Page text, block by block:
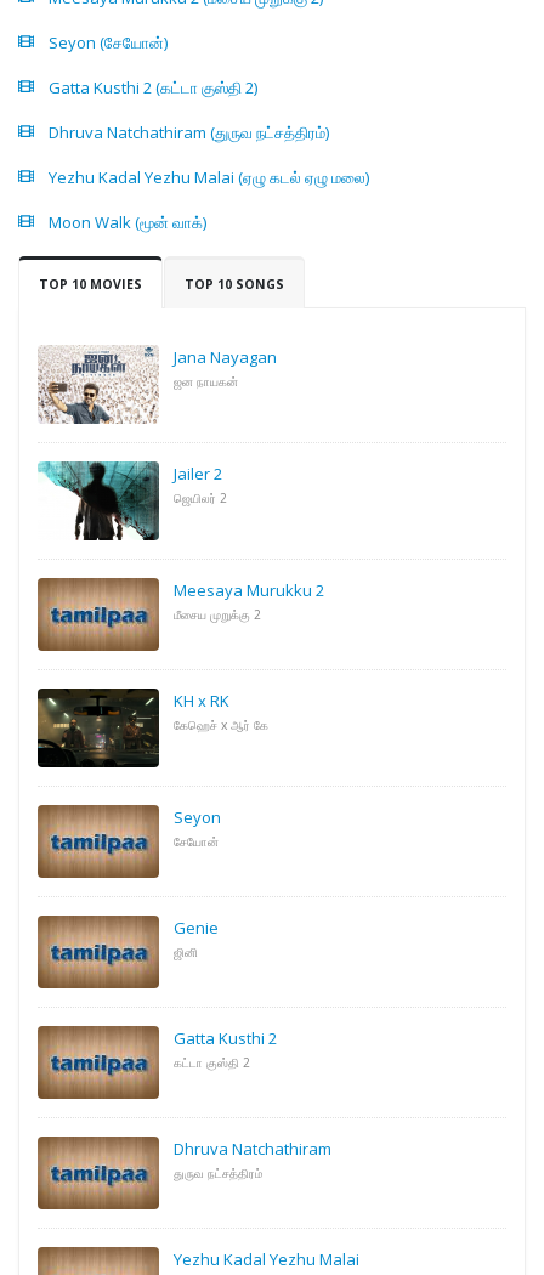
Seyon (சேயோன்)
Gatta Kusthi 2 (கட்டா குஸ்தி 2)
Dhruva Natchathiram (துருவ நட்சத்திரம்)
Yezhu Kadal Yezhu Malai (ஏழு கடல் ஏழு மலை)
Moon Walk (மூன் வாக்)
TOP 10 MOVIES TOP 10 SONGS
Jana Nayagan
ஜன நாயகன்
Jailer 2
ஜெயிலர் 2
Meesaya Murukku 2
மீசைய முறுக்கு 2
KH x RK
கேஹெச் x ஆர் கே
Seyon
சேயோன்
Genie
ஜினி
Gatta Kusthi 2
கட்டா குஸ்தி 2
Dhruva Natchathiram
துருவ நட்சத்திரம்
Yezhu Kadal Yezhu Malai